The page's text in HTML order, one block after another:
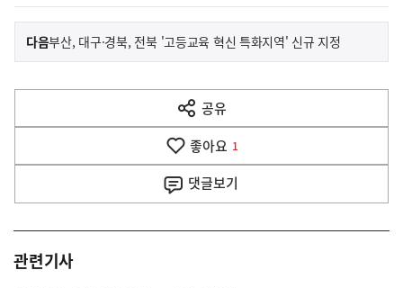
이
전
다
음
다음기
부산, 대구·경북, 전북 '고등교육 혁신 특화지역' 신규 지정
공유
열
기
좋아요 1
댓글보기
관련기사